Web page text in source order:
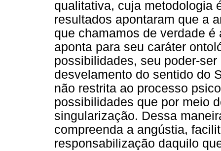
qualitativa, cuja metodologia
resultados apontaram que a
que chamamos de verdade
aponta para seu caráter
possibilidades, seu poder-
desvelamento do sentido do
não restrita ao processo
possibilidades que por meio
singularização. Dessa
compreenda a angústia,
responsabilização daquilo